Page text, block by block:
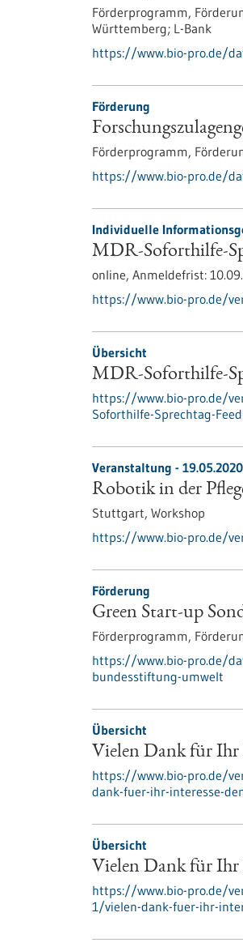
Förderprogramm,
Württemberg; L-Bank
https://www.bio-pro.de/
Förderung
Förderprogramm,
https://www.bio-pro.de/
Individuelle
MDR-Soforthilfe-
online, Anmeldefrist:
https://www.bio-pro.de/
Übersicht
MDR-Soforthilfe-
https://www.bio-pro.de/
Soforthilfe-Sprechtag-
Veranstaltung - 19.05.2020
Robotik in der
Stuttgart, Workshop
https://www.bio-pro.de/
Förderung
Green Start-up
Förderprogramm,
https://www.bio-pro.de/
bundesstiftung-umwelt
Übersicht
Vielen Dank für Ihr
https://www.bio-pro.de/
dank-fuer-ihr-interesse-
Übersicht
Vielen Dank für Ihr
https://www.bio-pro.de/
1/vielen-dank-fuer-ihr-